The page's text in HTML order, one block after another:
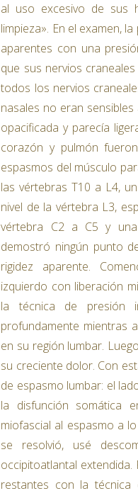
al uso excesivo de sus
limpieza». En el examen,
aparentes con una
que sus nervios
todos los nervios
nasales no eran
opacificada y parecía
corazón y pulmón
espasmos del músculo
las vértebras T10 a L4,
nivel de la vértebra L3,
vértebra C2 a C5 y una
demostró ningún punto
rigidez aparente.
izquierdo con liberación
la técnica de presión
profundamente mientras
en su región lumbar.
su creciente dolor. Con
de espasmo lumbar: el
la disfunción somática
miofascial al espasmo a
se resolvió, usé
occipitoatlantal
restantes con la técnica